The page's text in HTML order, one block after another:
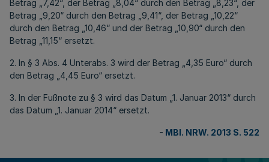
Betrag „7,42“, der Betrag „8,04“ durch den Betrag „8,23“, der
Betrag „9,20“ durch den Betrag „9,41“, der Betrag „10,22“
durch den Betrag „10,46“ und der Betrag „10,90“ durch den
Betrag „11,15“ ersetzt.
2. In § 3 Abs. 4 Unterabs. 3 wird der Betrag „4,35 Euro“ durch
den Betrag „4,45 Euro“ ersetzt.
3. In der Fußnote zu § 3 wird das Datum „1. Januar 2013“ durch
das Datum „1. Januar 2014“ ersetzt.
- MBl. NRW. 2013 S. 522